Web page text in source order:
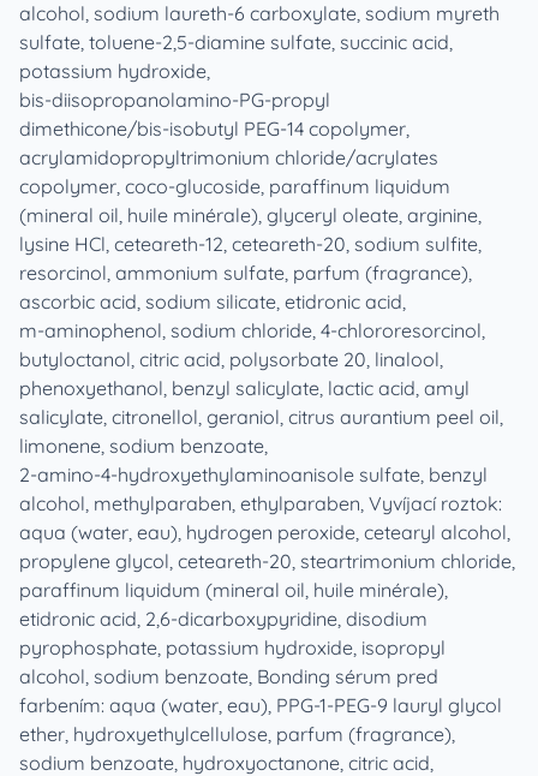
alcohol, sodium laureth‑6 carboxylate, sodium myreth
sulfate, toluene‑2,5‑diamine sulfate, succinic acid,
potassium hydroxide,
bis‑diisopropanolamino‑PG‑propyl
dimethicone/bis‑isobutyl PEG‑14 copolymer,
acrylamidopropyltrimonium chloride/acrylates
copolymer, coco‑glucoside, paraffinum liquidum
(mineral oil, huile minérale), glyceryl oleate, arginine,
lysine HCl, ceteareth‑12, ceteareth‑20, sodium sulfite,
resorcinol, ammonium sulfate, parfum (fragrance),
ascorbic acid, sodium silicate, etidronic acid,
m‑aminophenol, sodium chloride, 4‑chlororesorcinol,
butyloctanol, citric acid, polysorbate 20, linalool,
phenoxyethanol, benzyl salicylate, lactic acid, amyl
salicylate, citronellol, geraniol, citrus aurantium peel oil,
limonene, sodium benzoate,
2‑amino‑4‑hydroxyethylaminoanisole sulfate, benzyl
alcohol, methylparaben, ethylparaben, Vyvíjací roztok:
aqua (water, eau), hydrogen peroxide, cetearyl alcohol,
propylene glycol, ceteareth-20, steartrimonium chloride,
paraffinum liquidum (mineral oil, huile minérale),
etidronic acid, 2,6-dicarboxypyridine, disodium
pyrophosphate, potassium hydroxide, isopropyl
alcohol, sodium benzoate, Bonding sérum pred
farbením: aqua (water, eau), PPG-1-PEG-9 lauryl glycol
ether, hydroxyethylcellulose, parfum (fragrance),
sodium benzoate, hydroxyoctanone, citric acid,